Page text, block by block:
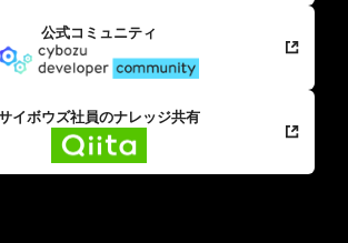
公式コミュニティ
イボウズ社員のナレッジ共有